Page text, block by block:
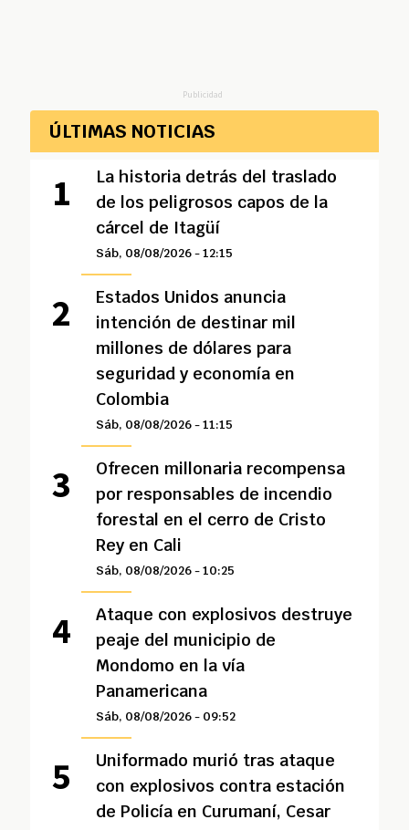
Publicidad
ÚLTIMAS NOTICIAS
La historia detrás del traslado
de los peligrosos capos de la
cárcel de Itagüí
Sáb, 08/08/2026 - 12:15
Estados Unidos anuncia
intención de destinar mil
millones de dólares para
seguridad y economía en
Colombia
Sáb, 08/08/2026 - 11:15
Ofrecen millonaria recompensa
por responsables de incendio
forestal en el cerro de Cristo
Rey en Cali
Sáb, 08/08/2026 - 10:25
Ataque con explosivos destruye
peaje del municipio de
Mondomo en la vía
Panamericana
Sáb, 08/08/2026 - 09:52
Uniformado murió tras ataque
con explosivos contra estación
de Policía en Curumaní, Cesar